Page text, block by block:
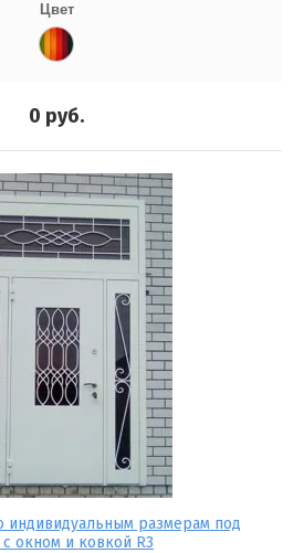
Цвет
0 руб.
индивидуальным размерам под
с окном и ковкой R3